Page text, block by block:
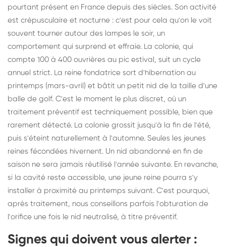
pourtant présent en France depuis des siècles. Son activité
est crépusculaire et nocturne : c'est pour cela qu'on le voit
souvent tourner autour des lampes le soir, un
comportement qui surprend et effraie. La colonie, qui
compte 100 à 400 ouvrières au pic estival, suit un cycle
annuel strict. La reine fondatrice sort d'hibernation au
printemps (mars-avril) et bâtit un petit nid de la taille d'une
balle de golf. C'est le moment le plus discret, où un
traitement préventif est techniquement possible, bien que
rarement détecté. La colonie grossit jusqu'à la fin de l'été,
puis s'éteint naturellement à l'automne. Seules les jeunes
reines fécondées hivernent. Un nid abandonné en fin de
saison ne sera jamais réutilisé l'année suivante. En revanche,
si la cavité reste accessible, une jeune reine pourra s'y
installer à proximité au printemps suivant. C'est pourquoi,
après traitement, nous conseillons parfois l'obturation de
l'orifice une fois le nid neutralisé, à titre préventif.
Signes qui doivent vous alerter :